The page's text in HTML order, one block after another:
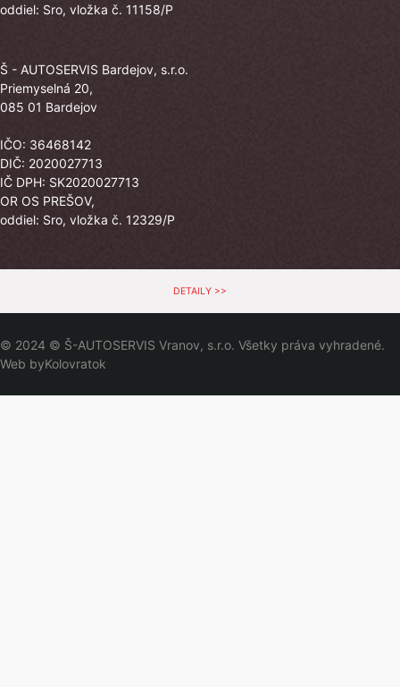
oddiel: Sro, vložka č. 11158/P
Š - AUTOSERVIS Bardejov, s.r.o.
Priemyselná 20,
085 01 Bardejov
IČO: 36468142
DIČ: 2020027713
IČ DPH: SK2020027713
OR OS PREŠOV,
oddiel: Sro, vložka č. 12329/P
DETAILY >>
© 2024 © Š-AUTOSERVIS Vranov, s.r.o. Všetky práva vyhradené.
Web byKolovratok